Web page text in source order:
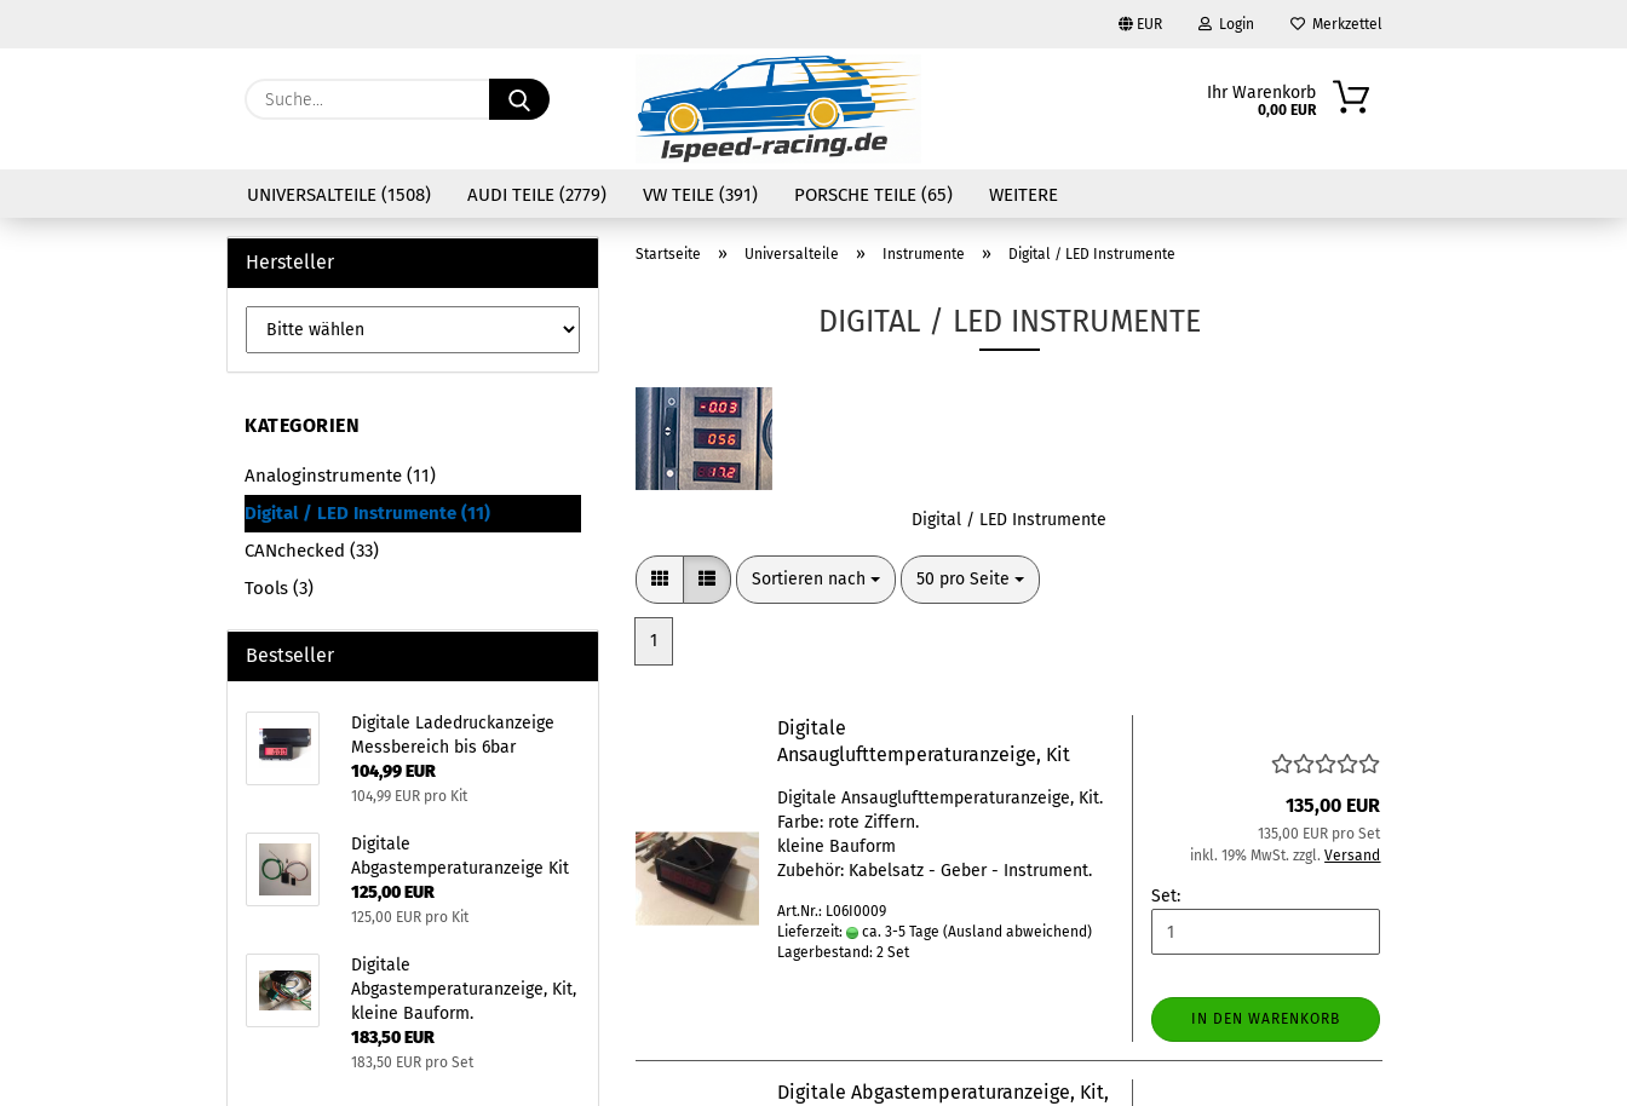
EUR
Währung auswählen
Login Merkzettel
Suche... Ihr Warenkorb
0,00 EUR
UNIVERSALTEILE (1508) AUDI TEILE (2779) VW TEILE (391) PORSCHE TEILE (65) WEITERE
Startseite » Universalteile » Instrumente » Digital / LED Instrumente
DIGITAL / LED INSTRUMENTE
Digital / LED Instrumente
Sortieren nach
Sortieren nach 50 pro Seite
pro Seite
1
Digitale
Ansauglufttemperaturanzeige, Kit
Digitale Ansauglufttemperaturanzeige, Kit.
Farbe: rote Ziffern.
kleine Bauform
Zubehör: Kabelsatz - Geber - Instrument.
Art.Nr.: L06I0009
Lieferzeit:
ca. 3-5 Tage (Ausland abweichend)
Lagerbestand: 2 Set
135,00 EUR
135,00 EUR pro Set
inkl. 19% MwSt. zzgl.Versand
Set:
IN DEN WARENKORB
Digitale Abgastemperaturanzeige, Kit,
Hersteller
KATEGORIEN
Analoginstrumente (11)
Digital / LED Instrumente (11)
CANchecked (33)
Tools (3)
Bestseller
Digitale Ladedruckanzeige
Messbereich bis 6bar
104,99 EUR
104,99 EUR pro Kit
Digitale
Abgastemperaturanzeige Kit
125,00 EUR
125,00 EUR pro Kit
Digitale
Abgastemperaturanzeige, Kit,
kleine Bauform.
183,50 EUR
183,50 EUR pro Set